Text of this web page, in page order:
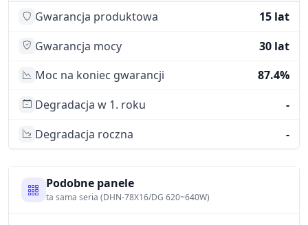
Gwarancja produktowa
15 lat
Gwarancja mocy
30 lat
Moc na koniec gwarancji
87.4%
Degradacja w 1. roku
-
Degradacja roczna
-
Podobne panele
ta sama seria (DHN-78X16/DG 620~640W)